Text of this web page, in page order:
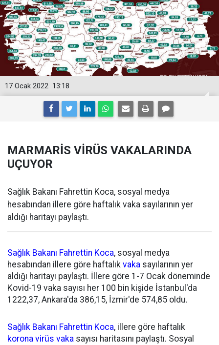
13:18
17 Ocak 2022
MARMARİS VİRÜS VAKALARINDA
UÇUYOR
Sağlık Bakanı Fahrettin Koca, sosyal medya
hesabından illere göre haftalık vaka sayılarının yer
aldığı haritayı paylaştı.
Sağlık Bakanı Fahrettin Koca, sosyal medya
hesabından illere göre haftalık vaka sayılarının yer
aldığı haritayı paylaştı. İllere göre 1-7 Ocak döneminde
Kovid-19 vaka sayısı her 100 bin kişide İstanbul'da
1222,37, Ankara'da 386,15, İzmir'de 574,85 oldu.
Sağlık Bakanı Fahrettin Koca, illere göre haftalık
korona virüs vaka sayısı haritasını paylaştı. Sosyal